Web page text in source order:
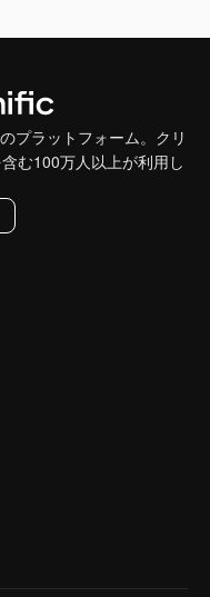
プラットフォーム。クリ
む100万人以上が利用し